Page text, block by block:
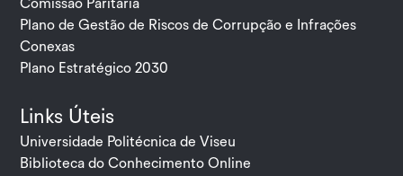
Comissão Paritária
Plano de Gestão de Riscos de Corrupção e Infrações
Conexas
Plano Estratégico 2030
Links Úteis
Universidade Politécnica de Viseu
Biblioteca do Conhecimento Online